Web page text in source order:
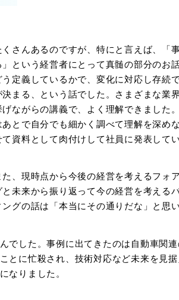
くさんあるのですが、特にと言えば、「
」という経営者にとって真髄の部分のお
う定義しているかで、変化に対応し存続
決まる、という話でした。さまざまな業
げながらの講義で、よく理解できました
あとで自分でも細かく調べて理解を深め
て資料として肉付けして社員に発表してい
た、現時点から今後の経営を考えるフォ
と未来から振り返って今の経営を考える
ングの話は「本当にその通りだな」と思
でした。事例に出てきたのは自動車関
とに忙殺され、技術対応など未来を見
なりました。